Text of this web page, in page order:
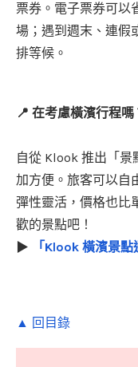
票券。電子票券可以
場；遇到週末、連假
排等候。
📍 在考慮橫濱行程嗎
自從 Klook 推出「景
加方便。旅客可以自
彈性靈活，價格也比
歡的景點吧！
▶
「Klook 橫濱景點
▲ 回目錄